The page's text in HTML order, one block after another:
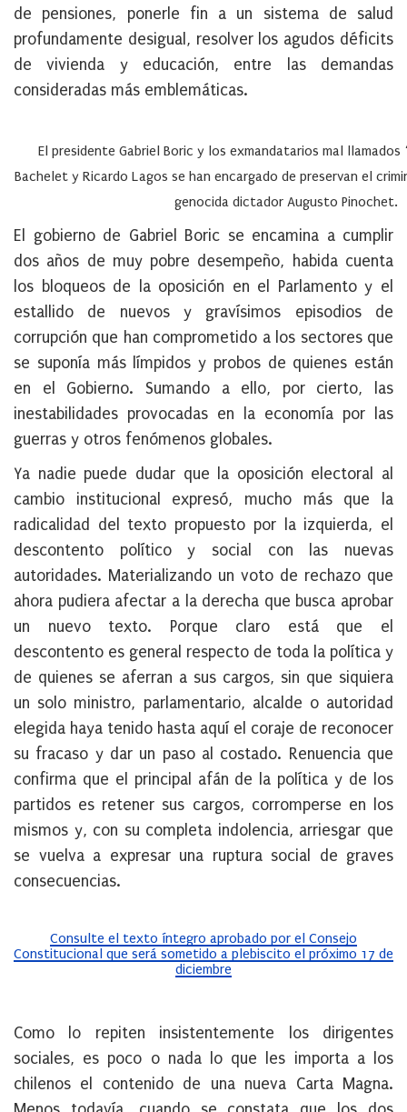
de pensiones, ponerle fin a un sistema de salud
profundamente desigual, resolver los agudos déficits
de vivienda y educación, entre las demandas
consideradas más emblemáticas.
El presidente Gabriel Boric y los exmandatarios mal
Bachelet y Ricardo Lagos se han encargado de preservan el
genocida dictador Augusto Pinochet.
El gobierno de Gabriel Boric se encamina a cumplir
dos años de muy pobre desempeño, habida cuenta
los bloqueos de la oposición en el Parlamento y el
estallido de nuevos y gravísimos episodios de
corrupción que han comprometido a los sectores que
se suponía más límpidos y probos de quienes están
en el Gobierno. Sumando a ello, por cierto, las
inestabilidades provocadas en la economía por las
guerras y otros fenómenos globales.
Ya nadie puede dudar que la oposición electoral al
cambio institucional expresó, mucho más que la
radicalidad del texto propuesto por la izquierda, el
descontento político y social con las nuevas
autoridades. Materializando un voto de rechazo que
ahora pudiera afectar a la derecha que busca aprobar
un nuevo texto. Porque claro está que el
descontento es general respecto de toda la política y
de quienes se aferran a sus cargos, sin que siquiera
un solo ministro, parlamentario, alcalde o autoridad
elegida haya tenido hasta aquí el coraje de reconocer
su fracaso y dar un paso al costado. Renuencia que
confirma que el principal afán de la política y de los
partidos es retener sus cargos, corromperse en los
mismos y, con su completa indolencia, arriesgar que
se vuelva a expresar una ruptura social de graves
consecuencias.
Consulte el texto íntegro aprobado por el Consejo
Constitucional que será sometido a plebiscito el próximo 17 de
diciembre
Como lo repiten insistentemente los dirigentes
sociales, es poco o nada lo que les importa a los
chilenos el contenido de una nueva Carta Magna.